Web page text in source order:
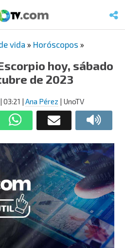
vida » Horóscopos »
hoy, sábado
de 2023
| 03:21 | Ana Pérez | UnoTV